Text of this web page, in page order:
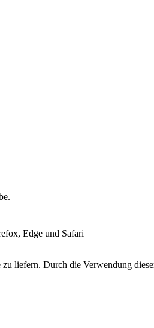
Edge und Safari
liefern. Durch die Verwendung